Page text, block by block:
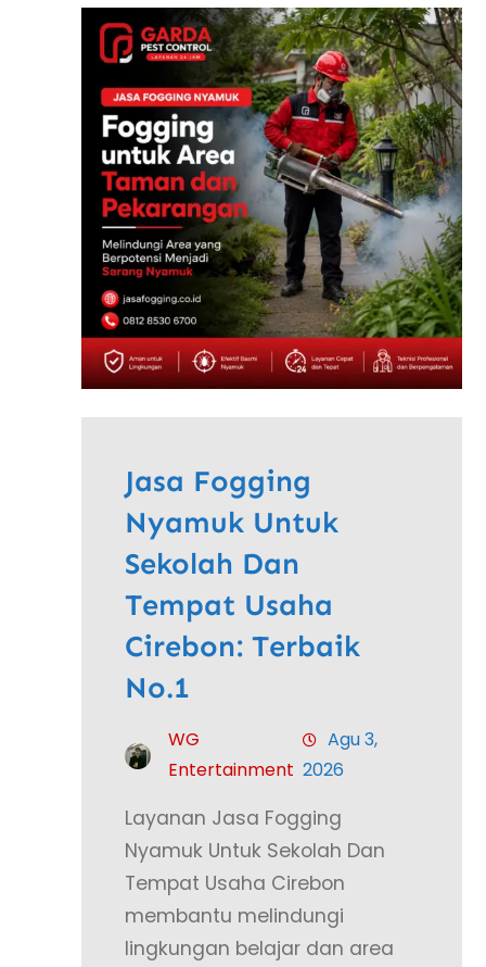
Jasa Fogging
Nyamuk Untuk
Sekolah Dan
Tempat Usaha
Cirebon: Terbaik
No.1
WG
Entertainment
Agu 3,
2026
Layanan Jasa Fogging
Nyamuk Untuk Sekolah Dan
Tempat Usaha Cirebon
membantu melindungi
lingkungan belajar dan area